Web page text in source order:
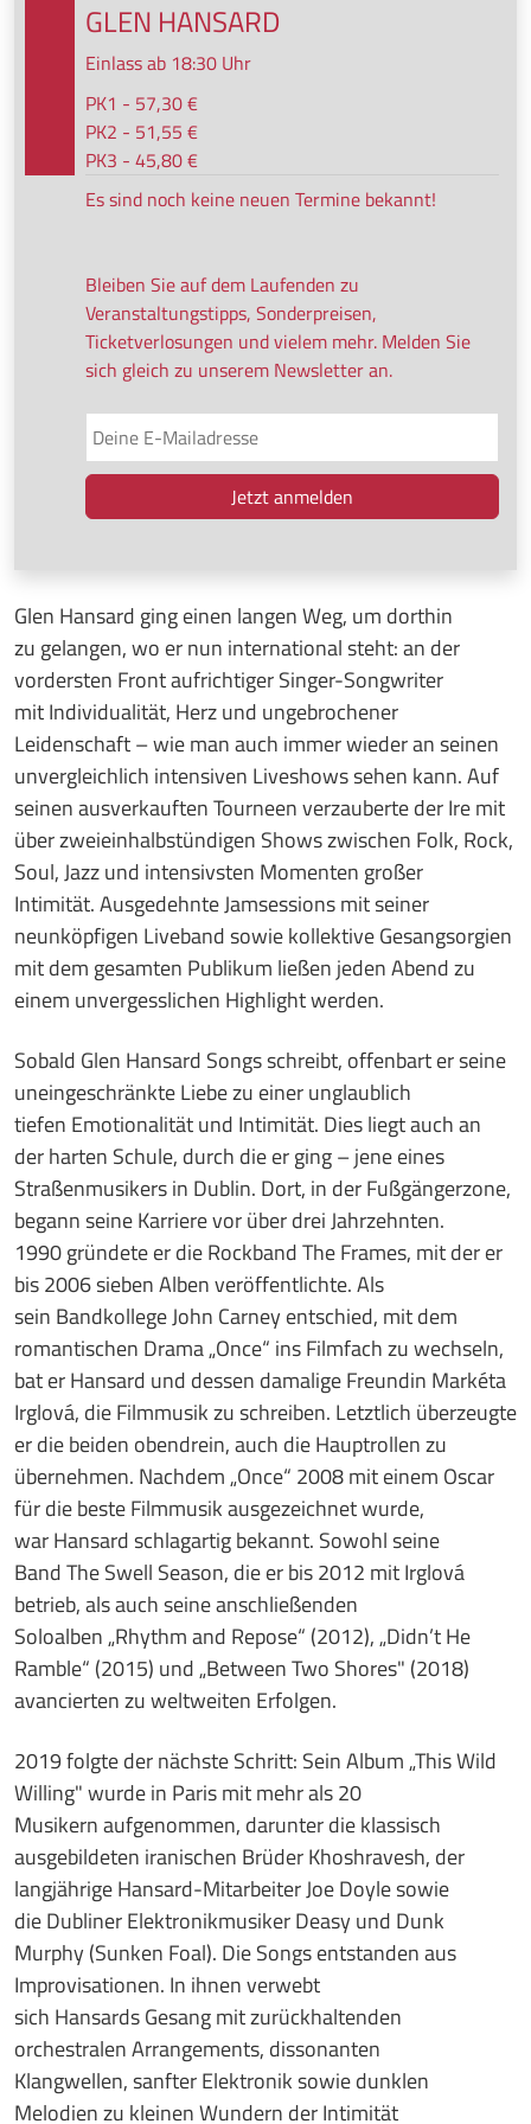
Glen Hansard ging einen langen Weg, um dorthin
zu gelangen, wo er nun international steht: an der
vordersten Front aufrichtiger Singer-Songwriter
mit Individualität, Herz und ungebrochener
Leidenschaft – wie man auch immer wieder an seinen
unvergleichlich intensiven Liveshows sehen kann. Auf
seinen ausverkauften Tourneen verzauberte der Ire mit
über zweieinhalbstündigen Shows zwischen Folk, Rock,
Soul, Jazz und intensivsten Momenten großer
Intimität. Ausgedehnte Jamsessions mit seiner
neunköpfigen Liveband sowie kollektive Gesangsorgien
mit dem gesamten Publikum ließen jeden Abend zu
einem unvergesslichen Highlight werden.
Sobald Glen Hansard Songs schreibt, offenbart er seine
uneingeschränkte Liebe zu einer unglaublich
tiefen Emotionalität und Intimität. Dies liegt auch an
der harten Schule, durch die er ging – jene eines
Straßenmusikers in Dublin. Dort, in der Fußgängerzone,
begann seine Karriere vor über drei Jahrzehnten.
1990 gründete er die Rockband The Frames, mit der er
bis 2006 sieben Alben veröffentlichte. Als
sein Bandkollege John Carney entschied, mit dem
romantischen Drama „Once“ ins Filmfach zu wechseln,
bat er Hansard und dessen damalige Freundin Markéta
Irglová, die Filmmusik zu schreiben. Letztlich überzeugte
er die beiden obendrein, auch die Hauptrollen zu
übernehmen. Nachdem „Once“ 2008 mit einem Oscar
für die beste Filmmusik ausgezeichnet wurde,
war Hansard schlagartig bekannt. Sowohl seine
Band The Swell Season, die er bis 2012 mit Irglová
betrieb, als auch seine anschließenden
Soloalben „Rhythm and Repose“ (2012), „Didn’t He
Ramble“ (2015) und „Between Two Shores" (2018)
avancierten zu weltweiten Erfolgen.
2019 folgte der nächste Schritt: Sein Album „This Wild
Willing" wurde in Paris mit mehr als 20
Musikern aufgenommen, darunter die klassisch
ausgebildeten iranischen Brüder Khoshravesh, der
langjährige Hansard-Mitarbeiter Joe Doyle sowie
die Dubliner Elektronikmusiker Deasy und Dunk
Murphy (Sunken Foal). Die Songs entstanden aus
Improvisationen. In ihnen verwebt
sich Hansards Gesang mit zurückhaltenden
orchestralen Arrangements, dissonanten
Klangwellen, sanfter Elektronik sowie dunklen
Melodien zu kleinen Wundern der Intimität
GLEN HANSARD
Einlass ab 18:30 Uhr
PK1 - 57,30 €
PK2 - 51,55 €
PK3 - 45,80 €
Es sind noch keine neuen Termine bekannt!
Bleiben Sie auf dem Laufenden zu
Veranstaltungstipps, Sonderpreisen,
Ticketverlosungen und vielem mehr. Melden Sie
sich gleich zu unserem Newsletter an.